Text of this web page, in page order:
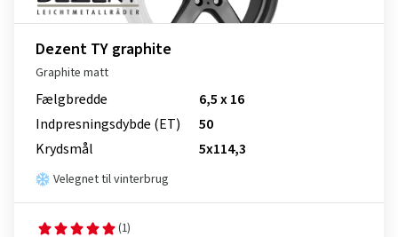
Dezent TY graphite
Graphite matt
Fælgbredde
6,5 x 16
Indpresnings­dybde (ET)
50
Krydsmål
5x114,3
Velegnet til vinterbrug
(1)